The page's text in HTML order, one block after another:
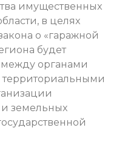
имущественных
в целях
о «гаражной
будет
органами
территориальными
и земельных